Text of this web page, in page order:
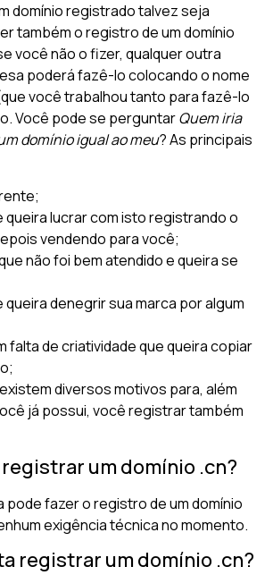
domínio registrado talvez seja
também o registro de um domínio
você não o fizer, qualquer outra
poderá fazê-lo colocando o nome
você trabalhou tanto para fazê-lo
Você pode se perguntarQuem iria
domínio igual ao meu? As principais
queira lucrar com isto registrando o
vendendo para você;
não foi bem atendido e queira se
queira denegrir sua marca por algum
falta de criatividade que queira copiar
diversos motivos para, além
já possui, você registrar também
um domínio .cn?
pode fazer o registro de um domínio
exigência técnica no momento.
registrar um domínio .cn?